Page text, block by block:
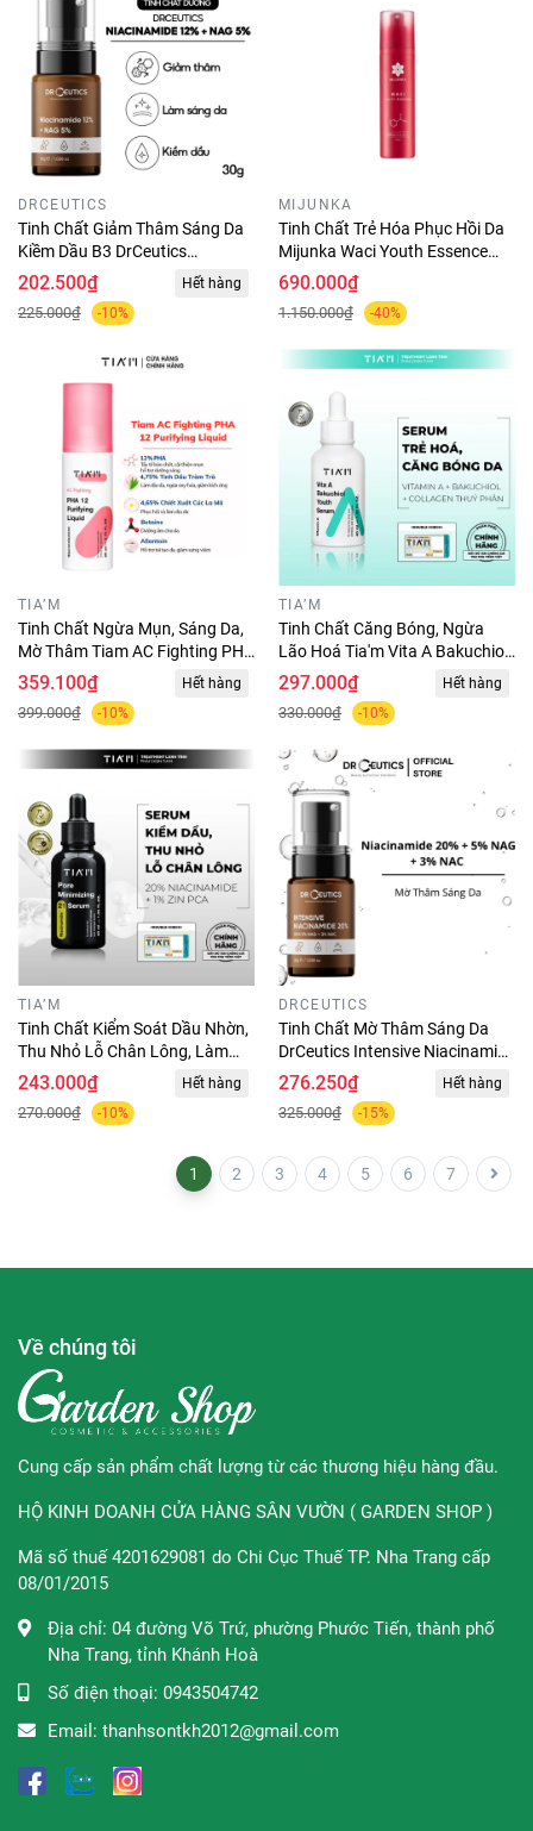
DRCEUTICS
Tinh Chất Giảm Thâm Sáng Da
Kiềm Dầu B3 DrCeutics
Niacinamide 12%+ NAG 5% 30g
202.500₫
225.000₫ -10%
Hết hàng
MIJUNKA
Tinh Chất Trẻ Hóa Phục Hồi Da
Mijunka Waci Youth Essence
50ml
690.000₫
1.150.000₫ -40%
TIA’M
Tinh Chất Ngừa Mụn, Sáng Da,
Mờ Thâm Tiam AC Fighting PHA
12 Purifying Liquid 80ml
359.100₫
399.000₫ -10%
Hết hàng
TIA’M
Tinh Chất Căng Bóng, Ngừa
Lão Hoá Tia'm Vita A Bakuchiol
Youth Serum 40ml
297.000₫
330.000₫ -10%
Hết hàng
TIA’M
Tinh Chất Kiểm Soát Dầu Nhờn,
Thu Nhỏ Lỗ Chân Lông, Làm
Đều Màu Da Niacinamide 20% +
Zinc 1% Tia'm Pore Minimizing
21 Serum 40ml
243.000₫
270.000₫ -10%
Hết hàng
DRCEUTICS
Tinh Chất Mờ Thâm Sáng Da
DrCeutics Intensive Niacinamide
20% 30g
276.250₫
325.000₫ -15%
Hết hàng
1 2 3 4 5 6 7
Về chúng tôi
Cung cấp sản phẩm chất lượng từ các thương hiệu hàng đầu.
HỘ KINH DOANH CỬA HÀNG SÂN VƯỜN ( GARDEN SHOP )
Mã số thuế 4201629081 do Chi Cục Thuế TP. Nha Trang cấp
08/01/2015
Địa chỉ: 04 đường Võ Trứ, phường Phước Tiến, thành phố
Nha Trang, tỉnh Khánh Hoà
Số điện thoại: 0943504742
Email: thanhsontkh2012@gmail.com